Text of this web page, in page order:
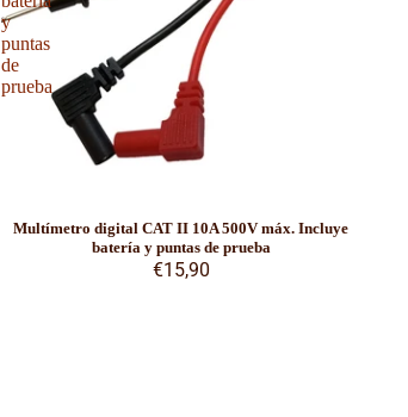
y
puntas
de
prueba
Multímetro digital CAT II 10A 500V máx. Incluye
batería y puntas de prueba
€15,90